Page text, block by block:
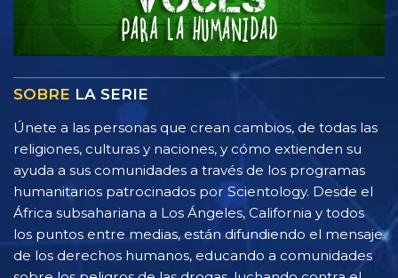
SOBRE LA SERIE
Únete a las personas que crean cambios, de todas las
religiones, culturas y naciones, y cómo extienden su
ayuda a sus comunidades a través de los programas
humanitarios patrocinados por Scientology. Desde el
África subsahariana a Los Ángeles, California y todos
los puntos entre medias, están difundiendo el mensaje
de los derechos humanos, educando a comunidades